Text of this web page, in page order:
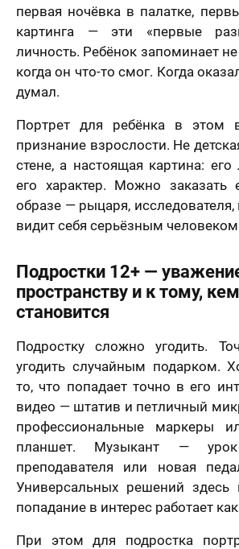
первая ночёвка в палатке,
картинга — эти «первые
личность. Ребёнок запоминает
когда он что-то смог. Когда
думал.
Портрет для ребёнка в этом
признание взрослости. Не
стене, а настоящая картина: его
его характер. Можно
образе — рыцаря, исследователя,
видит себя серьёзным
Подростки 12+ —
пространству и к тому,
становится
Подростку сложно угодить.
угодить случайным подарком.
то, что попадает точно в его
видео — штатив и петличный
профессиональные маркеры
планшет. Музыкант —
преподавателя или новая
Универсальных решений здесь
попадание в интерес работает
При этом для подростка